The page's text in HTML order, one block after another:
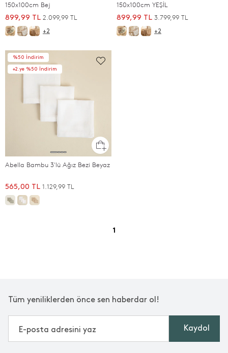
150x100cm Bej
899,99 TL 2.099,99 TL
+2
150x100cm YEŞİL
899,99 TL 3.799,99 TL
+2
%50 İndirim
+2.ye %50 İndirim
Abella Bambu 3'lü Ağız Bezi Beyaz
565,00 TL 1.129,99 TL
1
Tüm yeniliklerden önce sen haberdar ol!
Kaydol